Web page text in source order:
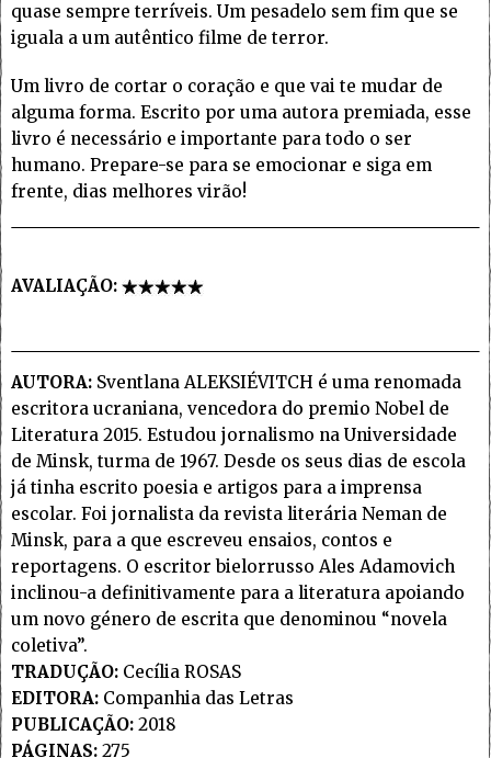
quase sempre terríveis. Um pesadelo sem fim que se
iguala a um autêntico filme de terror.
Um livro de cortar o coração e que vai te mudar de
alguma forma. Escrito por uma autora premiada, esse
livro é necessário e importante para todo o ser
humano. Prepare-se para se emocionar e siga em
frente, dias melhores virão!
AVALIAÇÃO:
AUTORA: Sventlana ALEKSIÉVITCH é uma renomada
escritora ucraniana, vencedora do premio Nobel de
Literatura 2015. Estudou jornalismo na Universidade
de Minsk, turma de 1967. Desde os seus dias de escola
já tinha escrito poesia e artigos para a imprensa
escolar. Foi jornalista da revista literária Neman de
Minsk, para a que escreveu ensaios, contos e
reportagens. O escritor bielorrusso Ales Adamovich
inclinou-a definitivamente para a literatura apoiando
um novo género de escrita que denominou “novela
coletiva”.
TRADUÇÃO: Cecília ROSAS
EDITORA: Companhia das Letras
PUBLICAÇÃO: 2018
PÁGINAS: 275